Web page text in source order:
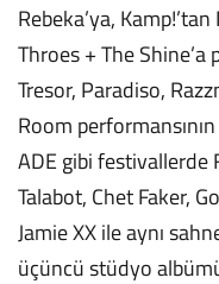
Rebeka’ya,
Throes + The Shine’a
Tresor, Paradiso,
Room
ADE gibi festivallerde
Talabot, Chet Faker,
Jamie XX ile aynı
üçüncü stüdyo